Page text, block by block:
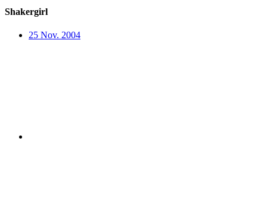
Shakergirl
25 Nov. 2004